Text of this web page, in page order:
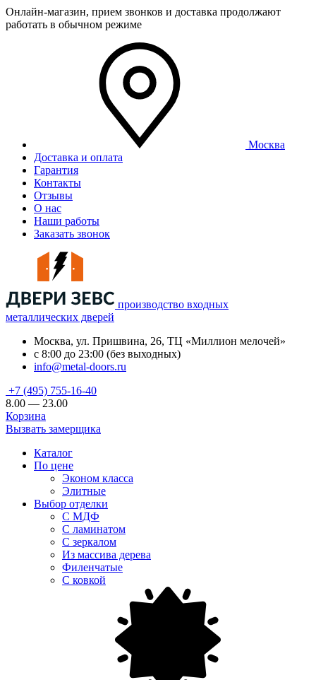
Онлайн-магазин, прием звонков и доставка продолжают
работать в обычном режиме
Москва
Доставка и оплата
Гарантия
Контакты
Отзывы
О нас
Наши работы
Заказать звонок
производство входных
металлических дверей
Москва, ул. Пришвина, 26, ТЦ «Миллион мелочей»
с 8:00 до 23:00 (без выходных)
info@metal-doors.ru
+7 (495) 755-16-40
8.00 — 23.00
Корзина
Вызвать замерщика
Каталог
По цене
Эконом класса
Элитные
Выбор отделки
С МДФ
С ламинатом
С зеркалом
Из массива дерева
Филенчатые
С ковкой